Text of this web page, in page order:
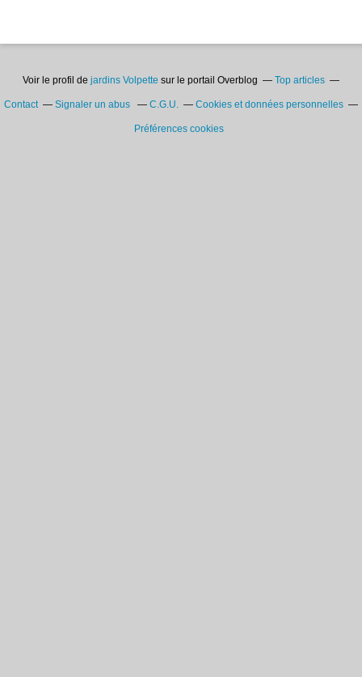
Voir le profil de jardins Volpette sur le portail Overblog Top articles
Contact Signaler un abus C.G.U. Cookies et données personnelles
Préférences cookies